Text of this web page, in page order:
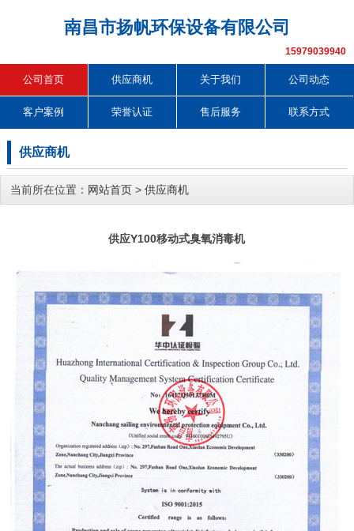
南昌市扬帆环保设备有限公司
15979039940
公司首页 供应商机 关于我们 公司动态
客户案例 荣誉认证 售后服务 联系方式
供应商机
当前所在位置： 网站首页 > 供应商机
供应Y100移动式臭氧消毒机